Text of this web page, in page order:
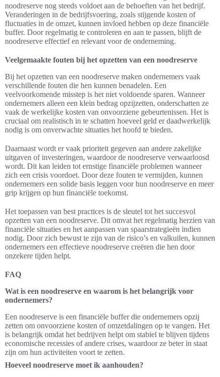
noodreserve nog steeds voldoet aan de behoeften van het bedrijf.
Veranderingen in de bedrijfsvoering, zoals stijgende kosten of
fluctuaties in de omzet, kunnen invloed hebben op deze financiële
buffer. Door regelmatig te controleren en aan te passen, blijft de
noodreserve effectief en relevant voor de onderneming.
Veelgemaakte fouten bij het opzetten van een noodreserve
Bij het opzetten van een noodreserve maken ondernemers vaak
verschillende fouten die hen kunnen benadelen. Een
veelvoorkomende misstep is het niet voldoende sparen. Wanneer
ondernemers alleen een klein bedrag opzijzetten, onderschatten ze
vaak de werkelijke kosten van onvoorziene gebeurtenissen. Het is
cruciaal om realistisch in te schatten hoeveel geld er daadwerkelijk
nodig is om onverwachte situaties het hoofd te bieden.
Daarnaast wordt er vaak prioriteit gegeven aan andere zakelijke
uitgaven of investeringen, waardoor de noodreserve verwaarloosd
wordt. Dit kan leiden tot ernstige financiële problemen wanneer
zich een crisis voordoet. Door deze fouten te vermijden, kunnen
ondernemers een solide basis leggen voor hun noodreserve en meer
grip krijgen op hun financiële toekomst.
Het toepassen van best practices is de sleutel tot het succesvol
opzetten van een noodreserve. Dit omvat het regelmatig herzien van
financiële situaties en het aanpassen van spaarstrategieën indien
nodig. Door zich bewust te zijn van de risico’s en valkuilen, kunnen
ondernemers een effectieve noodreserve creëren die hen door
onzekere tijden helpt.
FAQ
Wat is een noodreserve en waarom is het belangrijk voor
ondernemers?
Een noodreserve is een financiële buffer die ondernemers opzij
zetten om onvoorziene kosten of omzetdalingen op te vangen. Het
is belangrijk omdat het bedrijven helpt om stabiel te blijven tijdens
economische recessies of andere crises, waardoor ze beter in staat
zijn om hun activiteiten voort te zetten.
Hoeveel noodreserve moet ik aanhouden?